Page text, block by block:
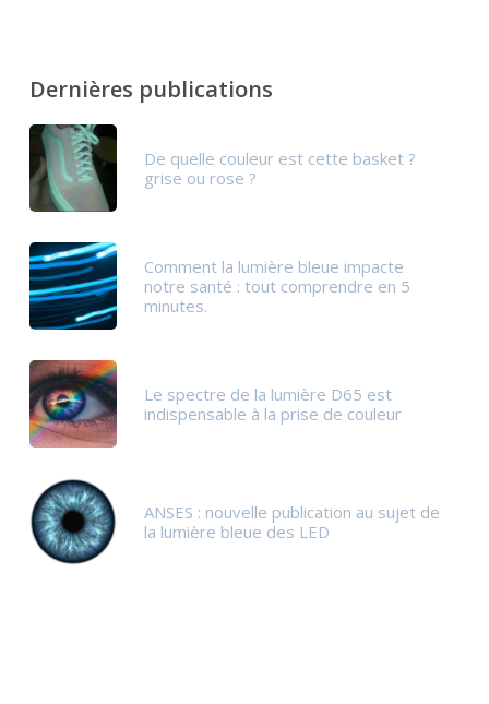
Dernières publications
De quelle couleur est cette basket ?
grise ou rose ?
Comment la lumière bleue impacte
notre santé : tout comprendre en 5
minutes.
Le spectre de la lumière D65 est
indispensable à la prise de couleur
ANSES : nouvelle publication au sujet de
la lumière bleue des LED